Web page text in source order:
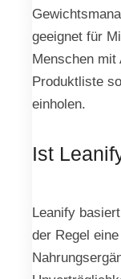
geeignet für
Menschen
Produktliste
einholen.
Ist
Leanify
der Regel